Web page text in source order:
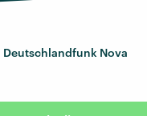
Deutschlandfunk Nova